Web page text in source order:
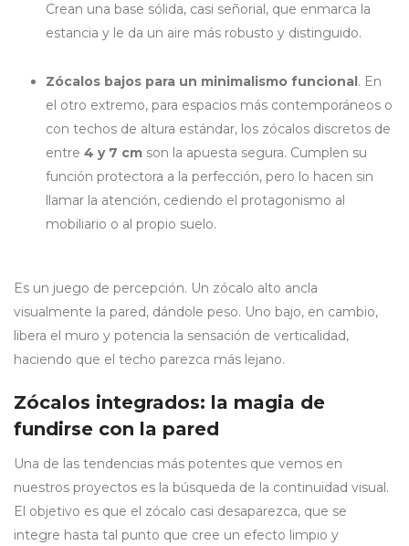
Crean una base sólida, casi señorial, que enmarca la
estancia y le da un aire más robusto y distinguido.
Zócalos bajos para un minimalismo funcional . En
el otro extremo, para espacios más contemporáneos o
con techos de altura estándar, los zócalos discretos de
entre 4 y 7 cm son la apuesta segura. Cumplen su
función protectora a la perfección, pero lo hacen sin
llamar la atención, cediendo el protagonismo al
mobiliario o al propio suelo.
Es un juego de percepción. Un zócalo alto ancla
visualmente la pared, dándole peso. Uno bajo, en cambio,
libera el muro y potencia la sensación de verticalidad,
haciendo que el techo parezca más lejano.
Zócalos integrados: la magia de
fundirse con la pared
Una de las tendencias más potentes que vemos en
nuestros proyectos es la búsqueda de la continuidad visual.
El objetivo es que el zócalo casi desaparezca, que se
integre hasta tal punto que cree un efecto limpio y